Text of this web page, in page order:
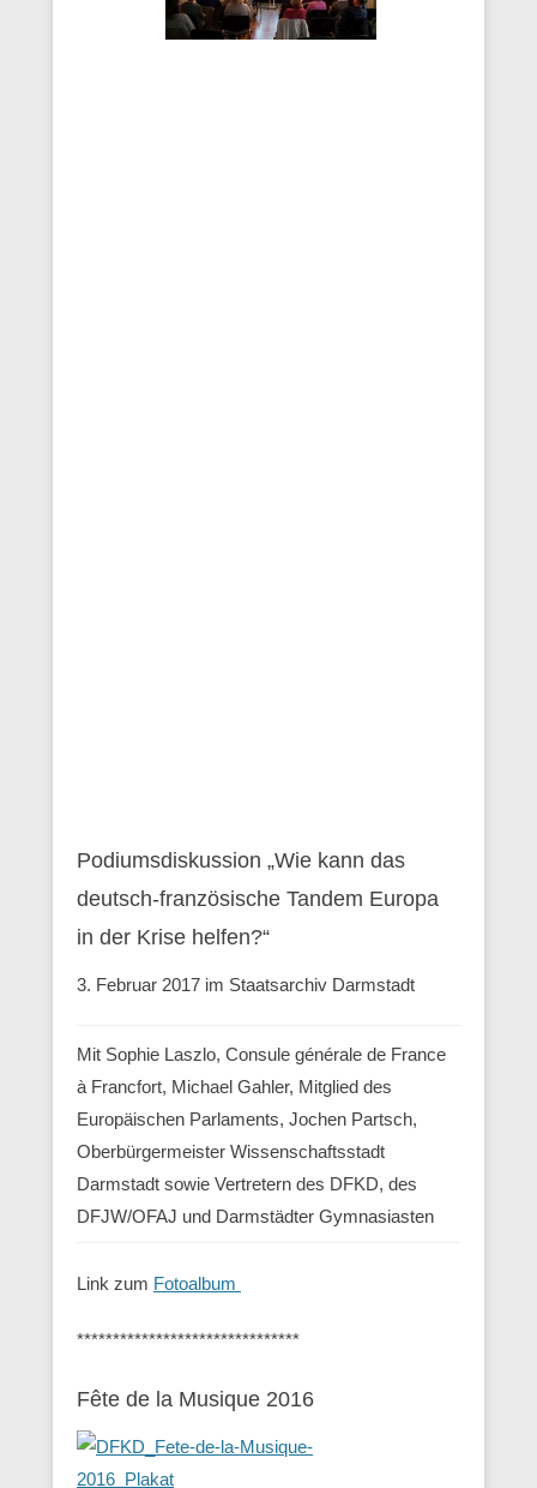
Podiumsdiskussion „Wie kann das
deutsch-französische Tandem Europa
in der Krise helfen?“
3. Februar 2017 im Staatsarchiv Darmstadt
Mit Sophie Laszlo, Consule générale de France
à Francfort, Michael Gahler, Mitglied des
Europäischen Parlaments, Jochen Partsch,
Oberbürgermeister Wissenschaftsstadt
Darmstadt sowie Vertretern des DFKD, des
DFJW/OFAJ und Darmstädter Gymnasiasten
Link zum Fotoalbum
*******************************
Fête de la Musique 2016